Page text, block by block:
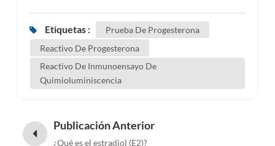
Etiquetas :
Prueba De Progesterona
Reactivo De Progesterona
Reactivo De Inmunoensayo De
Quimioluminiscencia
Publicación Anterior
¿Qué es el estradiol (E2)?